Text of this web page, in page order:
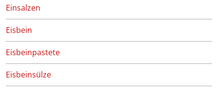
Einsalzen
Eisbein
Eisbeinpastete
Eisbeinsülze